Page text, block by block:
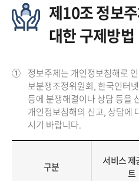
제10조 정보
대한 구제방법
① 정보주체는 개인정보침해로
보분쟁조정위원회, 한국인터
등에 분쟁해결이나 상담 등을
개인정보침해의 신고, 상담에
시기 바랍니다.
구분
서비스 제
트